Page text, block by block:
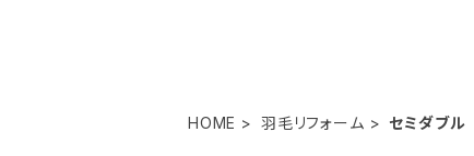
HOME 羽毛リフォーム セミダブル